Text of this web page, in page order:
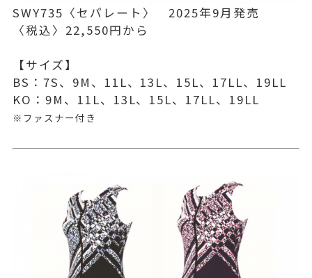
SWY735〈セパレート〉 2025年9月発売
〈税込〉22,550円から
【サイズ】
BS：7S、9M、11L、13L、15L、17LL、19LL
KO：9M、11L、13L、15L、17LL、19LL
※ファスナー付き